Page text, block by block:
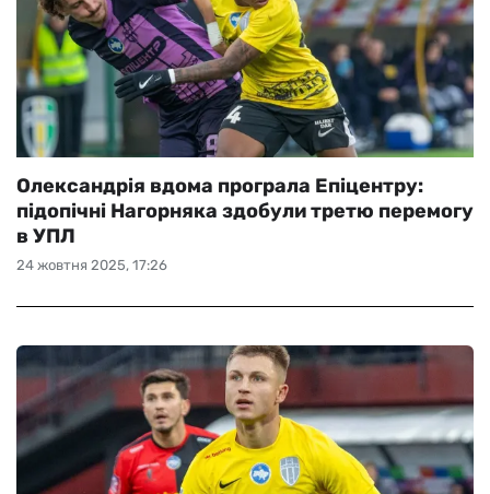
24 жовтня 2025, 17:26
Олександрія вдома програла Епіцентру:
підопічні Нагорняка здобули третю перемогу
в УПЛ